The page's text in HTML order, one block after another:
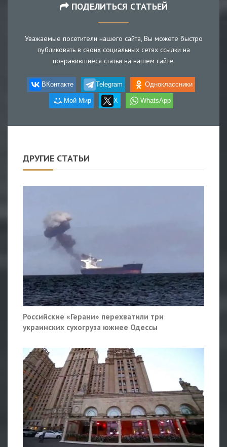
ПОДЕЛИТЬСЯ СТАТЬЕЙ
Уважаемые посетители нашего сайта, Вы можете быстро
публиковать в своих социальных сетях ссылки на
понравившиеся статьи на нашем сайте.
ВКонтакте Telegram Одноклассники
Мой Мир X WhatsApp
ДРУГИЕ СТАТЬИ
Российские «Герани» перехватили три
украинских сухогруза южнее Одессы